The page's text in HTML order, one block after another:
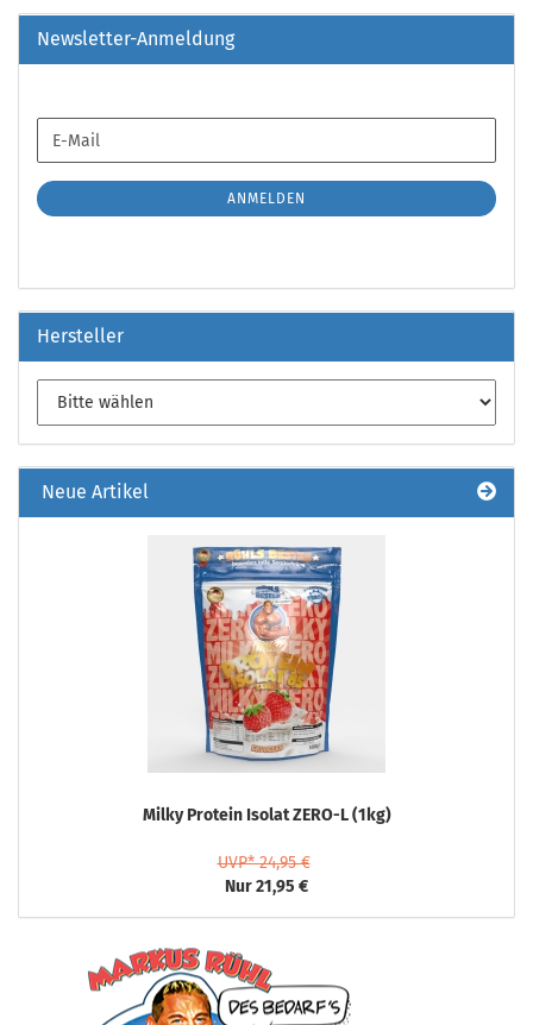
Newsletter-Anmeldung
ZUR
ANMELDUNG
E-
Mail
ANMELDEN
Hersteller
Neue Artikel
Milky Protein Isolat ZERO-L (1kg)
UVP* 24,95 €
Nur 21,95 €